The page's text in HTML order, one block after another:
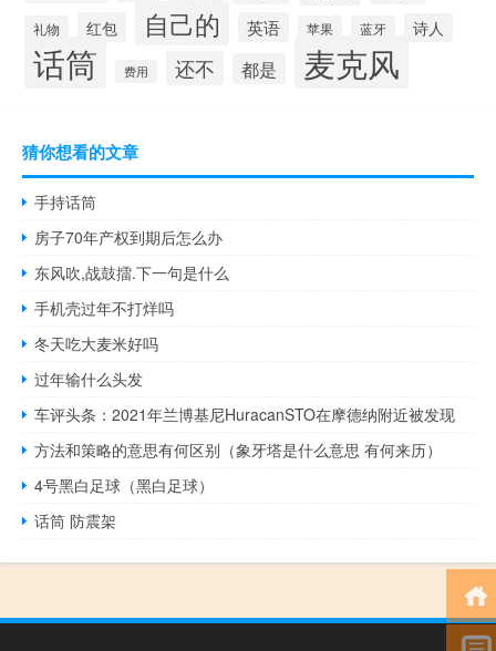
礼物 红包 自己的 英语 苹果 蓝牙 诗人
话筒 费用 还不 都是 麦克风
猜你想看的文章
手持话筒
房子70年产权到期后怎么办
东风吹,战鼓擂.下一句是什么
手机壳过年不打烊吗
冬天吃大麦米好吗
过年输什么头发
车评头条：2021年兰博基尼HuracanSTO在摩德纳附近被发现
方法和策略的意思有何区别（象牙塔是什么意思 有何来历）
4号黑白足球（黑白足球）
话筒 防震架